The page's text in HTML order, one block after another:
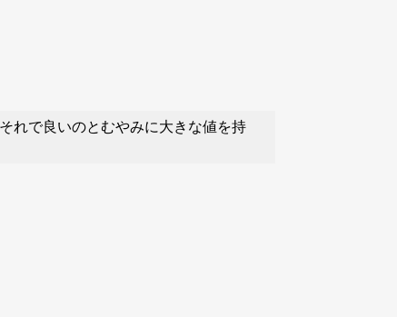
れで良いのとむやみに大きな値を持